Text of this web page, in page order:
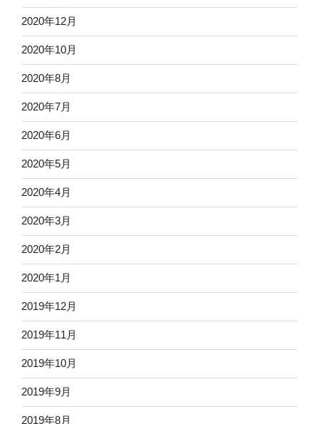
2020年12月
2020年10月
2020年8月
2020年7月
2020年6月
2020年5月
2020年4月
2020年3月
2020年2月
2020年1月
2019年12月
2019年11月
2019年10月
2019年9月
2019年8月